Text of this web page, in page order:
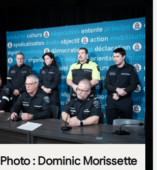
Photo : Dominic Morissette